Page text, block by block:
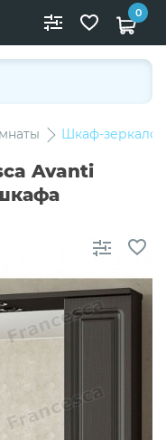
0
Шкаф-зеркало
Avanti